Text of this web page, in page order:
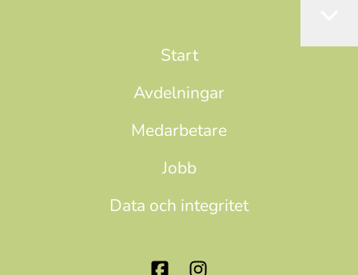
Start
Avdelningar
Medarbetare
Jobb
Data och integritet